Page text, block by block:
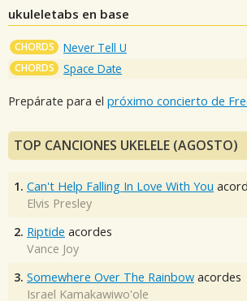
ukuleletabs en base
CHORDS Never Tell U
CHORDS Space Date
Prepárate para el próximo concierto de
TOP CANCIONES UKELELE (AGOSTO)
1. Can't Help Falling In Love With You
Elvis Presley
2. Riptide acordes
Vance Joy
3. Somewhere Over The Rainbow acordes
Israel Kamakawiwo'ole